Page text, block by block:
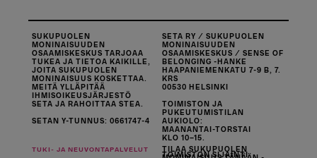
SUKUPUOLEN
MONINAISUUDEN
OSAAMISKESKUS TARJOAA
TUKEA JA TIETOA KAIKILLE,
JOITA SUKUPUOLEN
MONINAISUUS KOSKETTAA.
MEITÄ YLLÄPITÄÄ
IHMISOIKEUSJÄRJESTÖ
SETA JA RAHOITTAA STEA.
SETAN Y-TUNNUS: 0661747-4
SETA RY / SUKUPUOLEN
MONINAISUUDEN
OSAAMISKESKUS / SENSE OF
BELONGING -HANKE
HAAPANIEMENKATU 7-9 B, 7.
KRS
00530 HELSINKI
TOIMISTON JA
PUKEUTUMISTILAN
AUKIOLO:
MAANANTAI-TORSTAI
KLO 10–15.
TOIMISTON SIJAINTI
TUKI- JA NEUVONTAPALVELUT
TILAA SUKUPUOLEN